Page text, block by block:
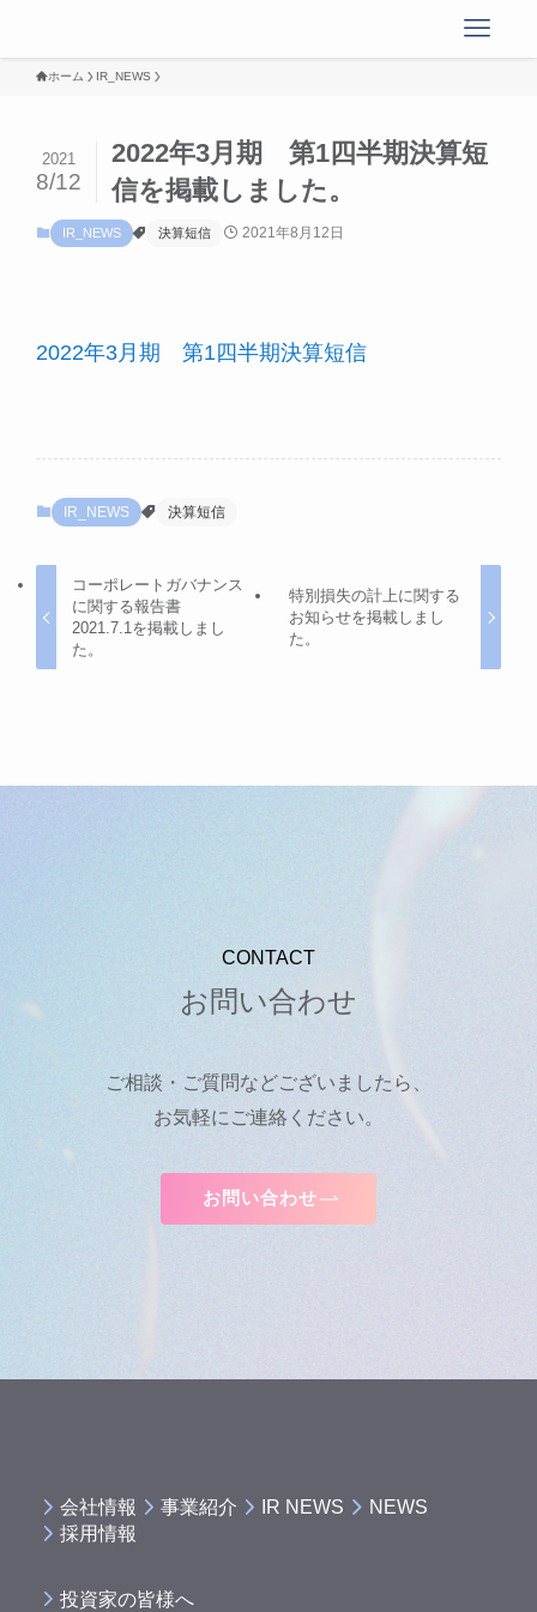
ホーム IR_NEWS
2022年3月期 第1四半期決算短
信を掲載しました。
2021
8/12
IR_NEWS 決算短信 2021年8月12日
2022年3月期 第1四半期決算短信
IR_NEWS 決算短信
コーポレートガバナンス
に関する報告書
2021.7.1を掲載しまし
た。
特別損失の計上に関する
お知らせを掲載しまし
た。
CONTACT
お問い合わせ
ご相談・ご質問などございましたら、
お気軽にご連絡ください。
お問い合わせ
会社情報 事業紹介 IR NEWS
NEWS
採用情報
投資家の皆様へ